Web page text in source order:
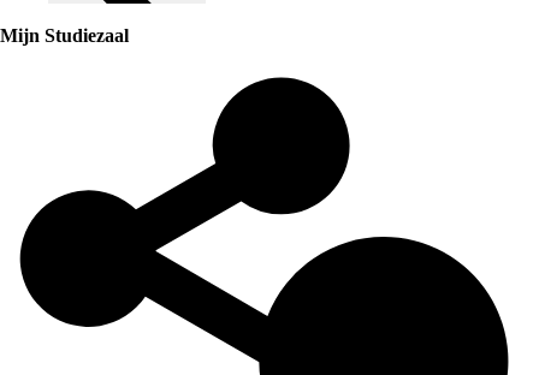
Collectie Pappegey's
Mijn Studiezaal